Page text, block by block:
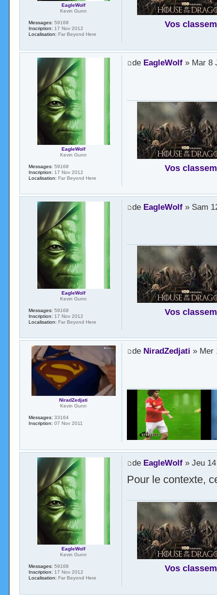
Vos
EagleWolf
Kevin Gunn
Messages: 59168
Inscription: 17 Nov 2012
Localisation: Far Beyond Here
de EagleWolf» Mar 8
Vos
EagleWolf
Kevin Gunn
Messages: 59168
Inscription: 17 Nov 2012
Localisation: Far Beyond Here
de EagleWolf» Sam
Vos
EagleWolf
Kevin Gunn
Messages: 59168
Inscription: 17 Nov 2012
Localisation: Far Beyond Here
de NiradZedjati » Mer
NiradZedjati
Kevin Gunn
Messages: 33164
Inscription: 07 Nov 2011
de EagleWolf» Jeu 14
Pour le contexte,
Vos
EagleWolf
Kevin Gunn
Messages: 59168
Inscription: 17 Nov 2012
Localisation: Far Beyond Here